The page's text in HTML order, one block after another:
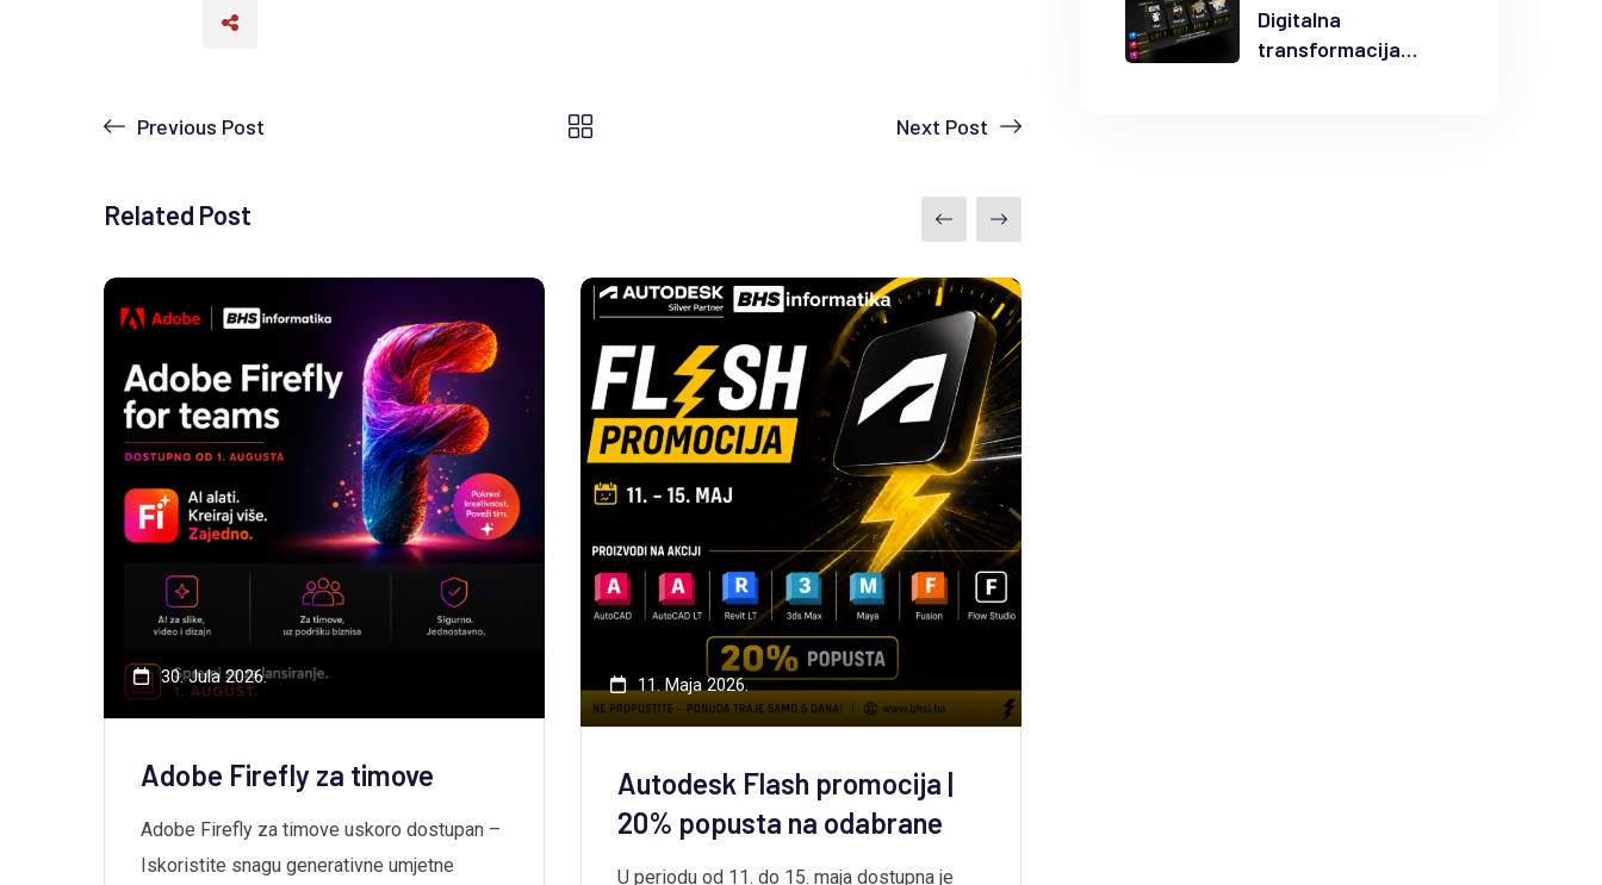
Previous Post Next Post
Related Post
30. Jula 2026.
Adobe Firefly za timove
Adobe Firefly za timove uskoro dostupan –
Iskoristite snagu generativne umjetne
11. Maja 2026.
Autodesk Flash promocija |
20% popusta na odabrane
U periodu od 11. do 15. maja dostupna je
Digitalna
transformacija